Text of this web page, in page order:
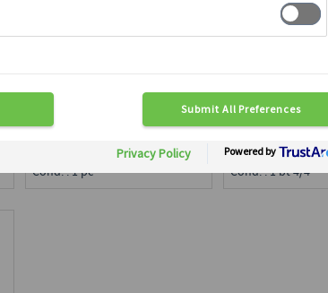
MARRONS D'ARDÈCHE
Disponible en région :
Cond. : 1 pc
CRÈME DE
L'ARDÈCHE
Disponible en
Toute France
Cond. : 1 bt 4/4